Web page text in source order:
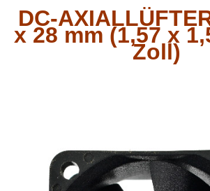
DC-
x 28 mm (1,57 x
Zoll)